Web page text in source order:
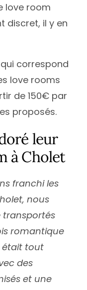
love room
discret, il y en
correspond
love rooms
de 150€ par
proposés.
leur
à Cholet
franchi les
nous
romantique
était tout
des
et une